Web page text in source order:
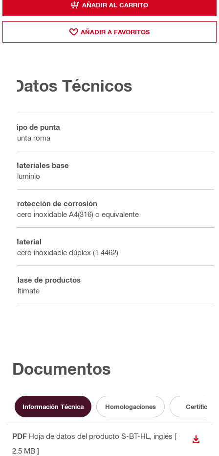
AÑADIR AL CARRITO
AÑADIR A FAVORITOS
Datos Técnicos
Tipo de punta
Punta roma
Materiales base
Aluminio
Protección de corrosión
Acero inoxidable A4(316) o equivalente
Material
Acero inoxidable dúplex (1.4462)
Clase de productos
Ultimate
Documentos
Información Técnica Homologaciones
PDF Hoja de datos del producto S-BT-HL , inglés [
2.5 MB ]